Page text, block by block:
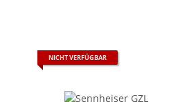
NICHT VERFÜGBAR